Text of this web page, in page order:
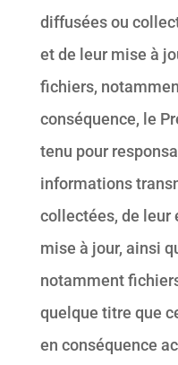
diffusées ou
et de leur mise à
fichiers,
conséquence, le
tenu pour
informations
collectées, de leur
mise à jour, ainsi
notamment
quelque titre que
en conséquence